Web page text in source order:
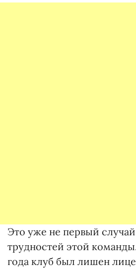
Это уже не первый
трудностей этой
года клуб был лишен